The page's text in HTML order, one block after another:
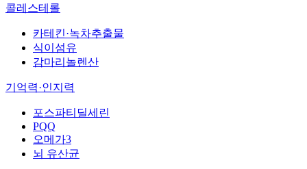
콜레스테롤
카테킨·녹차추출물
식이섬유
감마리놀렌산
기억력·인지력
포스파티딜세린
PQQ
오메가3
뇌 유산균